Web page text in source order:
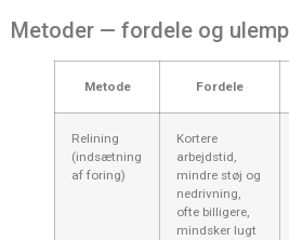
Metoder — fordele og
Metode Fordele
Relining
(indsætning
af foring)
Kortere
arbejdstid,
mindre støj og
nedrivning,
ofte billigere,
mindsker lugt